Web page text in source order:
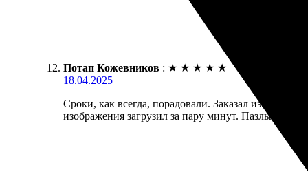
Потап Кожевников : ★ ★ ★ ★ ★
18.04.2025
Сроки, как всегда, порадовали. Заказал
изображения загрузил за пару минут. Пазлы